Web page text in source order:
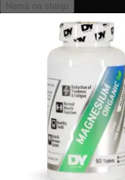
Nema na stanju